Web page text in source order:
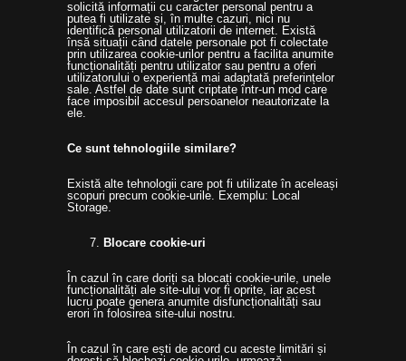
solicită informații cu caracter personal pentru a
putea fi utilizate și, în multe cazuri, nici nu
identifică personal utilizatorii de internet. Există
însă situații când datele personale pot fi colectate
prin utilizarea cookie-urilor pentru a facilita anumite
funcționalități pentru utilizator sau pentru a oferi
utilizatorului o experiență mai adaptată preferințelor
sale. Astfel de date sunt criptate într-un mod care
face imposibil accesul persoanelor neautorizate la
ele.
Ce sunt tehnologiile similare?
Există alte tehnologii care pot fi utilizate în aceleași
scopuri precum cookie-urile. Exemplu: Local
Storage.
Blocare cookie-uri
În cazul în care doriți sa blocați cookie-urile, unele
funcționalități ale site‑ului vor fi oprite, iar acest
lucru poate genera anumite disfuncționalități sau
erori în folosirea site-ului nostru.
În cazul în care ești de acord cu aceste limitări și